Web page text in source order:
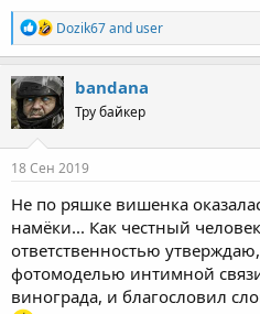
R
e
a
c
t
i
o
n
s
Dozik67and user
bandana
Тру байкер
18 Сен 2019
Не по ряшке вишенка
намёки... Как честный
ответственностью
фотомоделью интимной
винограда, и благословил